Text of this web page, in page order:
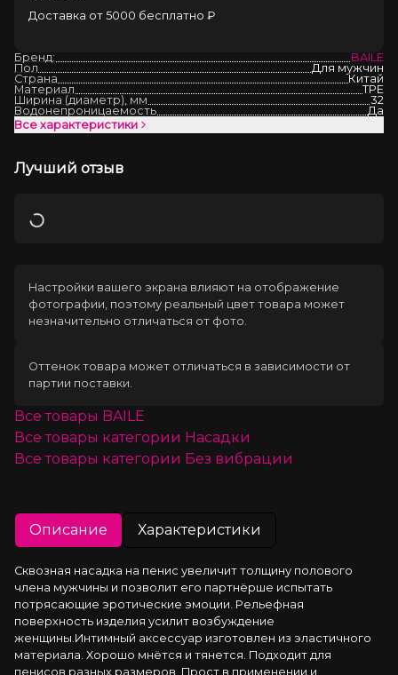
Доставка от 5000 бесплатно ₽
Бренд:
BAILE
Пол
Для мужчин
Страна
Китай
Материал
TPE
Ширина (диаметр), мм
32
Водонепроницаемость
Да
Все характеристики
Лучший отзыв
Загрузка
Настройки вашего экрана влияют на отображение
фотографии, поэтому реальный цвет товара может
незначительно отличаться от фото.
Оттенок товара может отличаться в зависимости от
партии поставки.
Все товары BAILE
Все товары категории Насадки
Все товары категории Без вибрации
Описание Характеристики
Сквозная насадка на пенис увеличит толщину полового
члена мужчины и позволит его партнёрше испытать
потрясающие эротические эмоции. Рельефная
поверхность изделия усилит возбуждение
женщины.Интимный аксессуар изготовлен из эластичного
материала. Хорошо мнётся и тянется. Подходит для
пенисов разных размеров. Прост в применении и